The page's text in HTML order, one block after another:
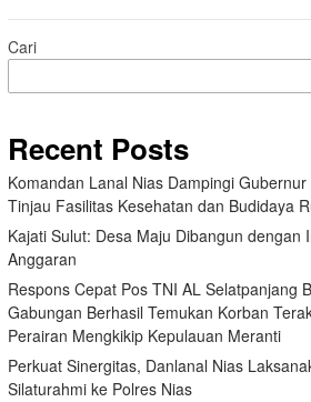
Cari
Recent Posts
Komandan Lanal Nias Dampingi
Tinjau Fasilitas Kesehatan dan Budidaya
Kajati Sulut: Desa Maju Dibangun dengan
Anggaran
Respons Cepat Pos TNI AL Selatpanjang
Gabungan Berhasil Temukan Korban
Perairan Mengkikip Kepulauan Meranti
Perkuat Sinergitas, Danlanal Nias
Silaturahmi ke Polres Nias